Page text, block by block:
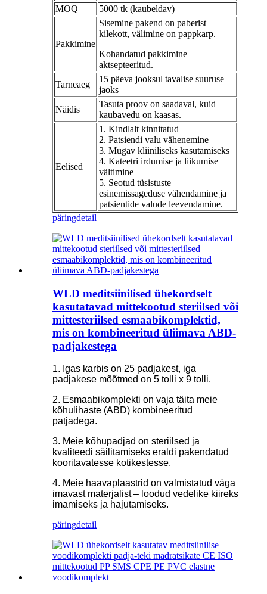
MOQ
5000 tk (kaubeldav)
Pakkimine
Sisemine pakend on paberist
kilekott, välimine on pappkarp.
Kohandatud pakkimine
aktsepteeritud.
Tarneaeg
15 päeva jooksul tavalise suuruse
jaoks
Näidis
Tasuta proov on saadaval, kuid
kaubavedu on kaasas.
Eelised
1. Kindlalt kinnitatud
2. Patsiendi valu vähenemine
3. Mugav kliiniliseks kasutamiseks
4. Kateetri irdumise ja liikumise
vältimine
5. Seotud tüsistuste
esinemissageduse vähendamine ja
patsientide valude leevendamine.
päringdetail
WLD meditsiinilised ühekordselt
kasutatavad mittekootud steriilsed või
mittesteriilsed esmaabikomplektid,
mis on kombineeritud üliimava ABD-
padjakestega
1. Igas karbis on 25 padjakest, iga
padjakese mõõtmed on 5 tolli x 9 tolli.
2. Esmaabikomplekti on vaja täita meie
kõhulihaste (ABD) kombineeritud
patjadega.
3. Meie kõhupadjad on steriilsed ja
kvaliteedi säilitamiseks eraldi pakendatud
kooritavatesse kotikestesse.
4. Meie haavaplaastrid on valmistatud väga
imavast materjalist – loodud vedelike kiireks
imamiseks ja hajutamiseks.
päringdetail